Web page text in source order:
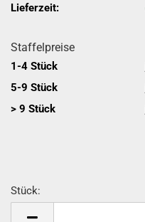
Lieferzeit:
Staffelpreise
1-4 Stück
5-9 Stück
> 9 Stück
Stück: